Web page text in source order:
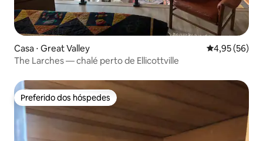
Casa ⋅ Great Valley 4,95 de uma
4,95 (56)
The Larches — chalé perto de Ellicottville
Preferido dos hóspedes
Preferido dos hóspedes